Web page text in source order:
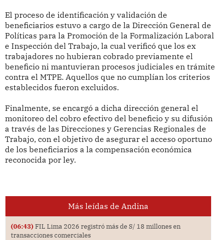
El proceso de identificación y validación de
beneficiarios estuvo a cargo de la Dirección General de
Políticas para la Promoción de la Formalización Laboral
e Inspección del Trabajo, la cual verificó que los ex
trabajadores no hubieran cobrado previamente el
beneficio ni mantuvieran procesos judiciales en trámite
contra el MTPE. Aquellos que no cumplían los criterios
establecidos fueron excluidos.
Finalmente, se encargó a dicha dirección general el
monitoreo del cobro efectivo del beneficio y su difusión
a través de las Direcciones y Gerencias Regionales de
Trabajo, con el objetivo de asegurar el acceso oportuno
de los beneficiarios a la compensación económica
reconocida por ley.
Más leídas de Andina
(06:43) FIL Lima 2026 registró más de S/ 18 millones en
transacciones comerciales